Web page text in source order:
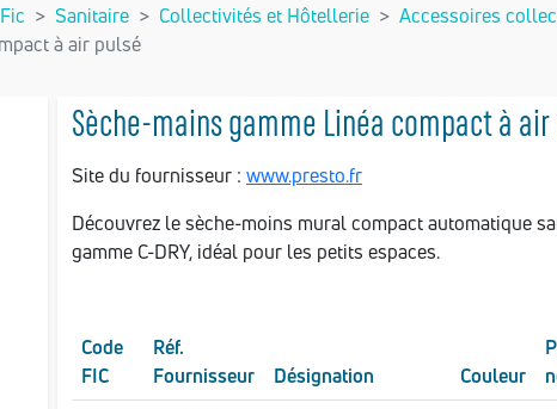
Sanitaire Collectivités et Hôtellerie Accessoires
à air pulsé
Sèche-mains gamme Linéa compact à
Site du fournisseur : www.presto.fr
Découvrez le sèche-moins mural compact automatique
gamme C-DRY, idéal pour les petits espaces.
Code
FIC
Réf.
Fournisseur Désignation Couleur